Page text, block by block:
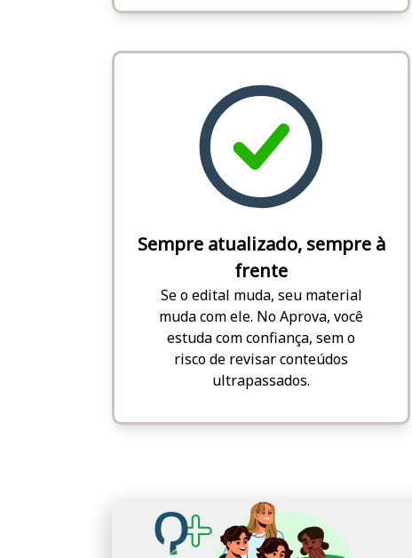
Sempre atualizado, sempre à
frente
Se o edital muda, seu material
muda com ele. No Aprova, você
estuda com confiança, sem o
risco de revisar conteúdos
ultrapassados.